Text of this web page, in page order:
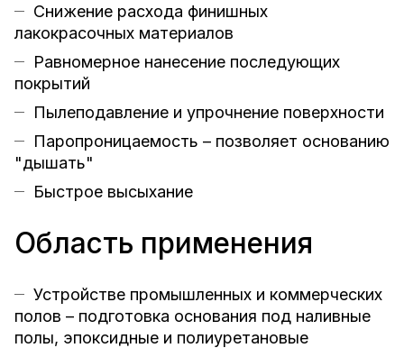
Снижение расхода финишных
лакокрасочных материалов
Равномерное нанесение последующих
покрытий
Пылеподавление и упрочнение поверхности
Паропроницаемость – позволяет основанию
"дышать"
Быстрое высыхание
Область применения
Устройстве промышленных и коммерческих
полов – подготовка основания под наливные
полы, эпоксидные и полиуретановые